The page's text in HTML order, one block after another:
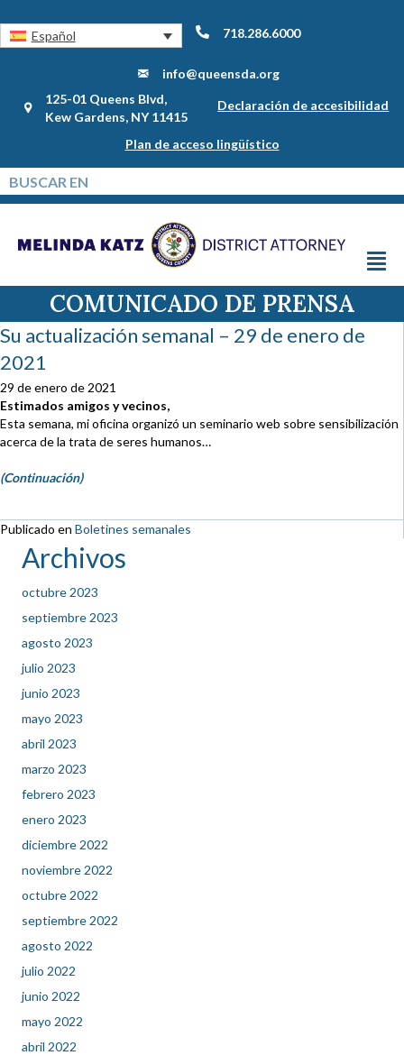
Español 718.286.6000
info@queensda.org
125-01 Queens Blvd,
Kew Gardens, NY 11415
Declaración de accesibilidad
Plan de acceso lingüístico
COMUNICADO DE PRENSA
Su actualización semanal – 29 de enero de
2021
29 de enero de 2021
Estimados amigos y vecinos,
Esta semana, mi oficina organizó un seminario web sobre sensibilización
acerca de la trata de seres humanos…
(Continuación)
Publicado en Boletines semanales
Archivos
octubre 2023
septiembre 2023
agosto 2023
julio 2023
junio 2023
mayo 2023
abril 2023
marzo 2023
febrero 2023
enero 2023
diciembre 2022
noviembre 2022
octubre 2022
septiembre 2022
agosto 2022
julio 2022
junio 2022
mayo 2022
abril 2022